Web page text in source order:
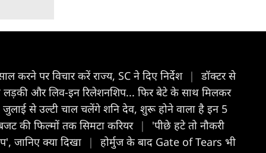
करने पर विचार करें राज्य, SC ने दिए निर्देश |
डॉक्टर से
और लिव-इन रिलेशनशिप... फिर बेटे के साथ मिलकर
से उल्टी चाल चलेंगे शनि देव, शुरू होने वाला है इन 5
की फिल्मों तक सिमटा करियर |
'पीछे हटे तो नौकरी
जानिए क्या दिखा |
होर्मुज के बाद Gate of Tears भी